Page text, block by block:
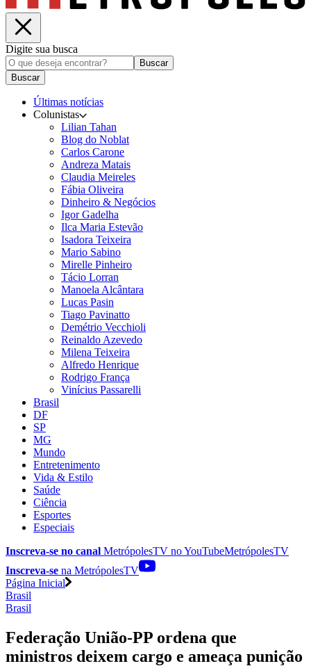
Digite sua busca
Buscar
Buscar
Últimas notícias
Colunistas
Lilian Tahan
Blog do Noblat
Carlos Carone
Andreza Matais
Claudia Meireles
Fábia Oliveira
Dinheiro & Negócios
Igor Gadelha
Ilca Maria Estevão
Isadora Teixeira
Mario Sabino
Mirelle Pinheiro
Tácio Lorran
Manoela Alcântara
Lucas Pasin
Tiago Pavinatto
Demétrio Vecchioli
Reinaldo Azevedo
Milena Teixeira
Alfredo Henrique
Rodrigo França
Vinícius Passarelli
Brasil
DF
SP
MG
Mundo
Entretenimento
Vida & Estilo
Saúde
Ciência
Esportes
Especiais
Inscreva-se no canal MetrópolesTV noYouTubeMetrópolesTV
Inscreva-se na MetrópolesTV
Página Inicial
Brasil
Brasil
Federação União-PP ordena que
ministros deixem cargo e ameaça punição